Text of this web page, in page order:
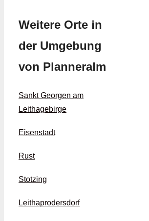
Weitere Orte in
der Umgebung
von Planneralm
Sankt Georgen am
Leithagebirge
Eisenstadt
Rust
Stotzing
Leithaprodersdorf